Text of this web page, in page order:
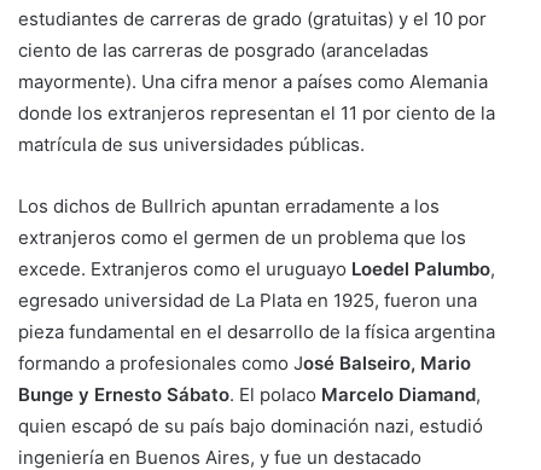
estudiantes de carreras de grado (gratuitas) y el 10 por
ciento de las carreras de posgrado (aranceladas
mayormente). Una cifra menor a países como Alemania
donde los extranjeros representan el 11 por ciento de la
matrícula de sus universidades públicas.
Los dichos de Bullrich apuntan erradamente a los
extranjeros como el germen de un problema que los
excede. Extranjeros como el uruguayo Loedel Palumbo,
egresado universidad de La Plata en 1925, fueron una
pieza fundamental en el desarrollo de la física argentina
formando a profesionales como José Balseiro, Mario
Bunge y Ernesto Sábato. El polaco Marcelo Diamand,
quien escapó de su país bajo dominación nazi, estudió
ingeniería en Buenos Aires, y fue un destacado